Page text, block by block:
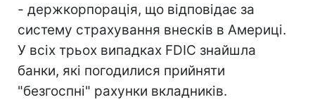
- держкорпорація, що відповідає за
систему страхування внесків в Америці.
У всіх трьох випадках FDIC знайшла
банки, які погодилися прийняти
"безгоспні" рахунки вкладників.